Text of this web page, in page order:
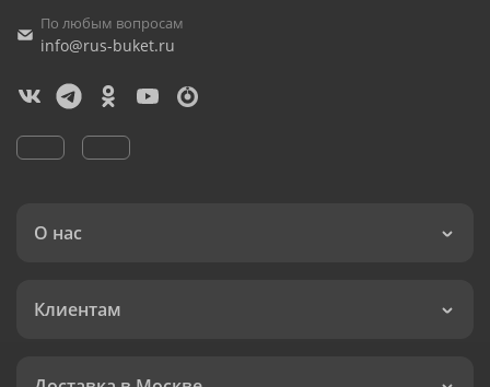
По любым вопросам
info@rus-buket.ru
О нас
Клиентам